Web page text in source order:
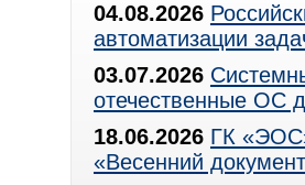
04.08.2026
автоматизации
03.07.2026
отечественные ОС
18.06.2026 ГК
«Весенний